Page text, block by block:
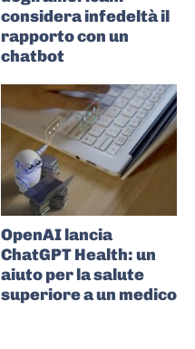
considera infedeltà il
rapporto con un
chatbot
OpenAI lancia
ChatGPT Health: un
aiuto per la salute
superiore a un medico